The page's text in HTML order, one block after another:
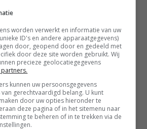
smarthome-apparaten hebben we
vallen er wel een aantal dingen op
AI speelt een steeds belangrijke
als beveiligingscamera’s en
robotstofzuigers gesproken. We
nieuwe modellen gezien deze editie
stond jarenlang stil, maar
vliegen de nieuwe functies ons om de
door de robotstofzuigers zelf,
worden verwerkt en informatie van uw
ID's en andere apparaatgegevens)
door, geopend door en gedeeld met
door deze site worden gebruikt. Wij
precieze geolocatiegegevens
kunnen uw persoonsgegevens
gerechtvaardigd belang. U kunt
door uw opties hieronder te
deze pagina of in het sitemenu naar
te beheren of in te trekken via de